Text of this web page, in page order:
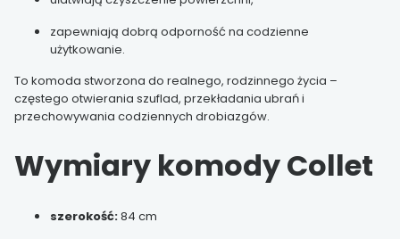
zapewniają dobrą odporność na codzienne
użytkowanie.
To komoda stworzona do realnego, rodzinnego życia –
częstego otwierania szuflad, przekładania ubrań i
przechowywania codziennych drobiazgów.
Wymiary komody Collet
szerokość:84 cm